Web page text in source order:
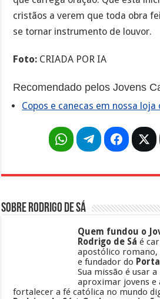
cristãos a verem que toda obra
se tornar instrumento de louvor.
Foto: CRIADA POR IA
Recomendado pelos Jovens
Copos e canecas em nossa
Sobre Rodrigo de Sá
Quem fundou o
Rodrigo de Sá é
apostólico romano,
e fundador do
Sua missão é usar
aproximar jovens e
fortalecer a fé católica no mundo